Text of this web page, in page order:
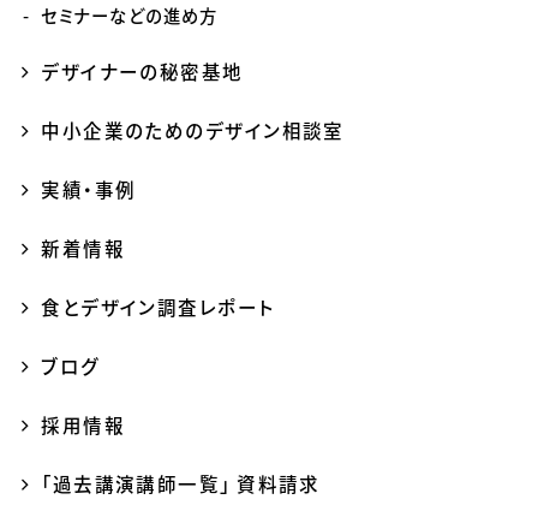
セミナーなどの進め方
デザイナーの秘密基地
中小企業のためのデザイン相談室
実績・事例
新着情報
食とデザイン調査レポート
ブログ
採用情報
「過去講演講師一覧」 資料請求